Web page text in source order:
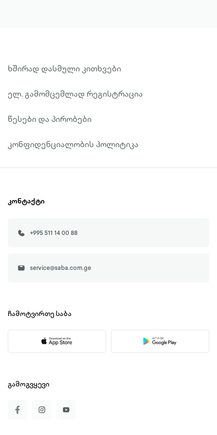
გამოაქვს თავისი პრობლემები. ეს
მხოლოდ სოციალური, არამედ ეპიკური
წერს: "ეს არის უდიდესი ნაწარმოები,
სტამბოლში".
ხშირად დასმული კითხვები
ელ. გამომცემლად რეგისტრაცია
წესები და პირობები
კონფიდენციალობის პოლიტიკა
კონტაქტი
+995 511 14 00 88
service@saba.com.ge
ჩამოტვირთე საბა
გამოგვყევი